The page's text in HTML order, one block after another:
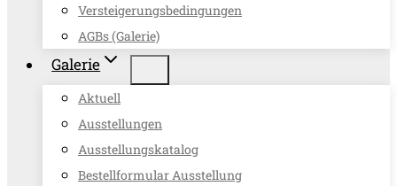
Versteigerungsbedingungen
AGBs (Galerie)
Galerie
Aktuell
Ausstellungen
Ausstellungskatalog
Bestellformular Ausstellung